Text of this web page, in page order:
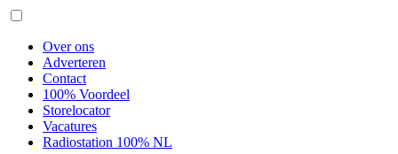
Over ons
Adverteren
Contact
100% Voordeel
Storelocator
Vacatures
Radiostation 100% NL